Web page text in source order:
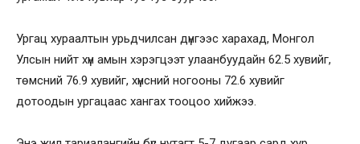
Ургац хураалтын урьдчилсан дүнгээс харахад, Монгол
Улсын нийт хүн амын хэрэгцээт улаанбуудайн 62.5 хувийг,
төмсний 76.9 хувийг, хүнсний ногооны 72.6 хувийг
дотоодын ургацаас хангах тооцоо хийжээ.